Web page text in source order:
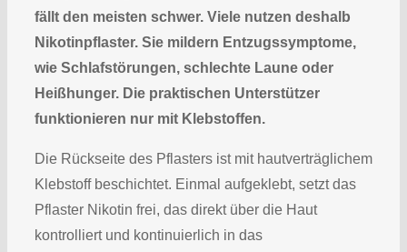
fällt den meisten schwer. Viele nutzen deshalb
Nikotinpflaster. Sie mildern Entzugssymptome,
wie Schlafstörungen, schlechte Laune oder
Heißhunger. Die praktischen Unterstützer
funktionieren nur mit Klebstoffen.
Die Rückseite des Pflasters ist mit hautverträglichem
Klebstoff beschichtet. Einmal aufgeklebt, setzt das
Pflaster Nikotin frei, das direkt über die Haut
kontrolliert und kontinuierlich in das